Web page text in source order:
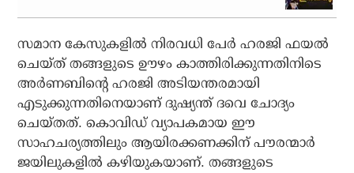
സമാന കേസുകളില്‍ നിരവധി പേര്‍ ഹരജി ഫയല്‍
ചെയ്ത് തങ്ങളുടെ ഊഴം കാത്തിരിക്കുന്നതിനിടെ
അര്‍ണബിന്റെ ഹരജി അടിയന്തരമായി
എടുക്കുന്നതിനെയാണ് ദുഷ്യന്ത് ദവെ ചോദ്യം
ചെയ്തത്. കൊവിഡ് വ്യാപകമായ ഈ
സാഹചര്യത്തിലും ആയിരക്കണക്കിന് പൗരന്മാര്‍
ജയിലുകളില്‍ കഴിയുകയാണ്. തങ്ങളുടെ